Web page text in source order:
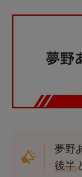
夢野
後半